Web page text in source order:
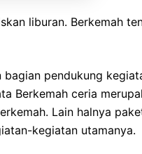
liburan. Berkemah
pendukung
Berkemah ceria
Lain halnya
kegiatan utamanya.